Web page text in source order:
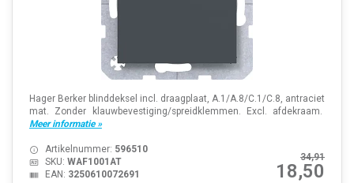
Hager Berker blinddeksel incl. draagplaat, A.1/A.8/C.1/C.8, antraciet
mat. Zonder klauwbevestiging/spreidklemmen. Excl. afdekraam.
Meer informatie »
34,91
18,50
Artikelnummer: 596510
SKU: WAF1001AT
EAN: 3250610072691